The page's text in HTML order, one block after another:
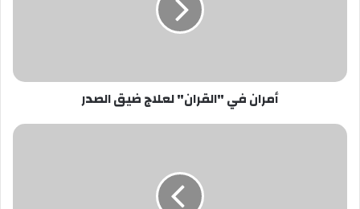
أمران في "القران" لعلاج ضيق الصدر
7